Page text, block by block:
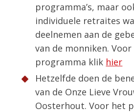
programma’s, maar
individuele retraites
deelnemen aan de
van de monniken.
programma klik hier
Hetzelfde doen de
van de Onze Lieve
Oosterhout. Voor het